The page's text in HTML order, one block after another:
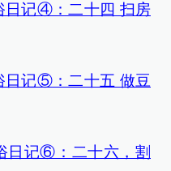
日记④：二十四 扫房
日记⑤：二十五 做豆
日记⑥：二十六，割